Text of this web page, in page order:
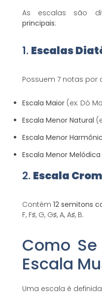
As escalas são
principais:
1. Escalas
Possuem 7 notas por
Escala Maior(ex: Dó
Escala Menor Natural
Escala Menor
Escala Menor Melódica
2. Escala
Contém 12 semitons
F, F♯, G, G♯, A, A♯, B.
Como
Escala
Uma escala é